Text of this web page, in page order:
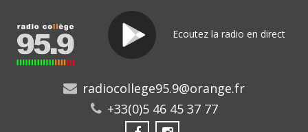
Ecoutez la radio en direct
radiocollege95.9@orange.fr
+33(0)5 46 45 37 77